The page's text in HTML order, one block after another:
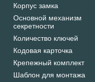
Корпус замка
Основной механизм
секретности
Количество ключей
Кодовая карточка
Крепежный комплект
Шаблон для монтажа